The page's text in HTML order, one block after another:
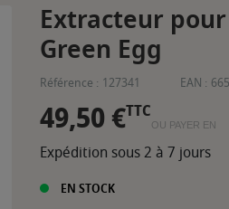
Extracteur
Green Egg
Référence : 127341 EAN :
49,50 €TTC
OU PAYER EN
Expédition sous 2 à 7 jours
EN STOCK